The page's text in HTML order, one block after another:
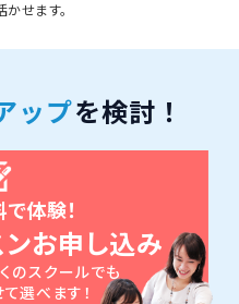
せます。
ップを検討！
体験！
お申し込み
のスクールでも
選べます！